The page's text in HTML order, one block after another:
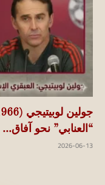
“العنابي” نحو آفاق...
2026-06-13